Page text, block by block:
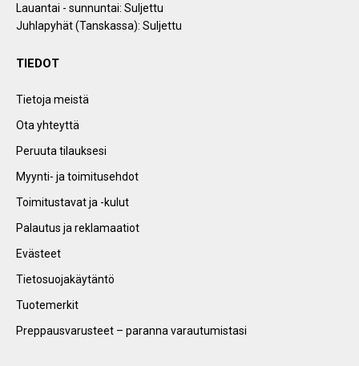
Lauantai - sunnuntai: Suljettu
Juhlapyhät (Tanskassa): Suljettu
TIEDOT
Tietoja meistä
Ota yhteyttä
Peruuta tilauksesi
Myynti- ja toimitusehdot
Toimitustavat ja -kulut
Palautus ja reklamaatiot
Evästeet
Tietosuojakäytäntö
Tuotemerkit
Preppausvarusteet – paranna varautumistasi